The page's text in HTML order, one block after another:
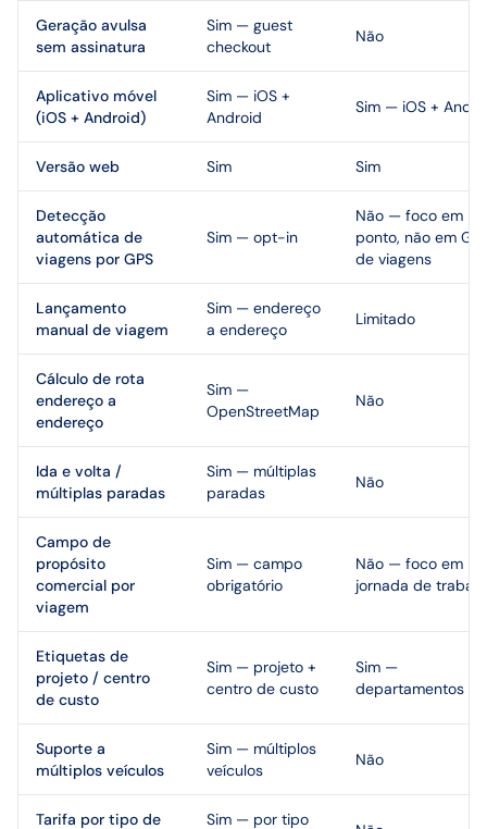
Geração avulsa
sem assinatura
Sim — guest
checkout
Não
Aplicativo móvel
(iOS + Android)
Sim — iOS +
Android
Sim — iOS +
Versão web Sim Sim
Detecção
automática de
viagens por GPS
Sim — opt-in
Não — foco em
ponto, não em
de viagens
Lançamento
manual de viagem
Sim — endereço
a endereço
Limitado
Cálculo de rota
endereço a
endereço
Sim —
OpenStreetMap
Não
Ida e volta /
múltiplas paradas
Sim — múltiplas
paradas
Não
Campo de
propósito
comercial por
viagem
Sim — campo
obrigatório
Não — foco em
jornada de
Etiquetas de
projeto / centro
de custo
Sim — projeto +
centro de custo
Sim —
departamentos
Suporte a
múltiplos veículos
Sim — múltiplos
veículos
Não
Tarifa por tipo de Sim — por tipo